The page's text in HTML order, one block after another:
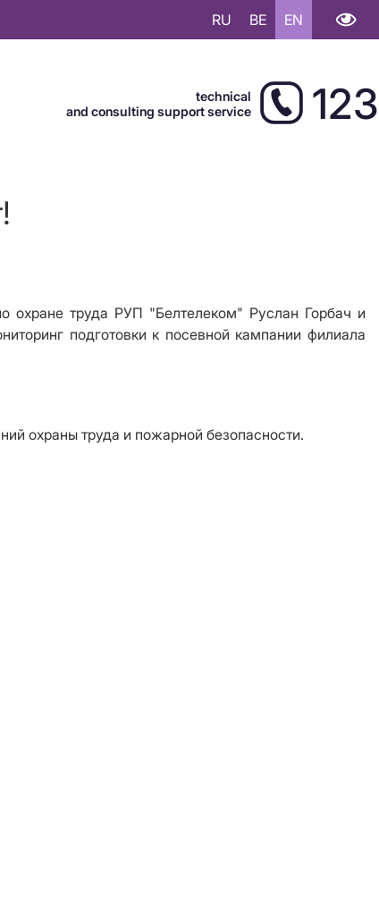
RU BE EN
technical
and consulting support service
123
охране труда РУП "Белтелеком" Руслан Горбач и
подготовки к посевной кампании филиала
охраны труда и пожарной безопасности.